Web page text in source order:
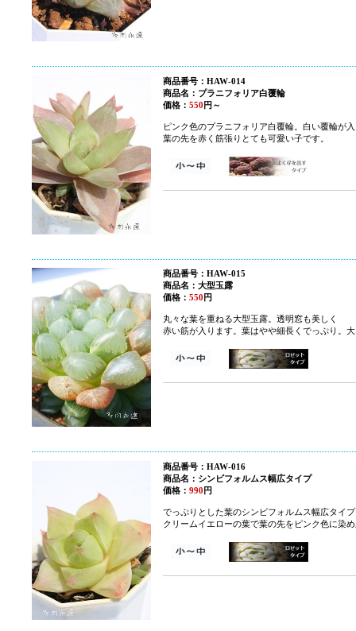
商品番号：HAW-014
商品名：プラニフォリア白覆輪
価格： 550 円～
ピンク色のプラニフォリア白覆輪。白い覆輪が
葉の先を赤く筋張りとても可愛い子です。
商品番号：HAW-015
商品名：大型玉露
価格： 550 円
丸々な葉を重ねる大型玉露。透明窓も美しく
赤い筋が入ります。葉はやや細長くでっぷり。
商品番号：HAW-016
商品名：シンビフォルムス幅広タイプ
価格： 990 円
でっぷりとした葉のシンビフォルムス幅広タイ
クリームイエローの葉で葉の先をピンク色に染